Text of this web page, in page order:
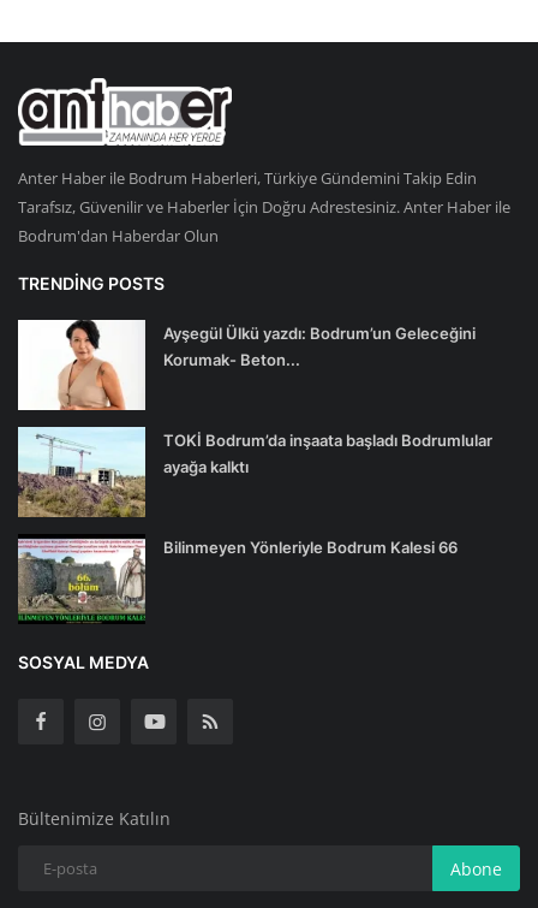
Anter Haber ile Bodrum Haberleri, Türkiye Gündemini Takip Edin
Tarafsız, Güvenilir ve Haberler İçin Doğru Adrestesiniz. Anter Haber ile
Bodrum'dan Haberdar Olun
TRENDING POSTS
Ayşegül Ülkü yazdı: Bodrum’un Geleceğini
Korumak- Beton...
TOKİ Bodrum’da inşaata başladı Bodrumlular
ayağa kalktı
Bilinmeyen Yönleriyle Bodrum Kalesi 66
SOSYAL MEDYA
Bültenimize Katılın
Abone